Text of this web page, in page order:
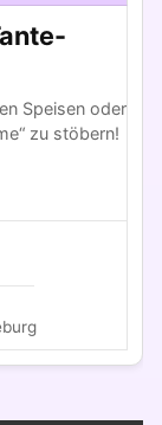
Speisen oder
zu stöbern!